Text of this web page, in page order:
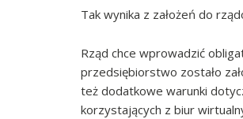
Tak wynika z założeń do
Rząd chce wprowadzić
przedsiębiorstwo zostało
też dodatkowe warunki
korzystających z biur